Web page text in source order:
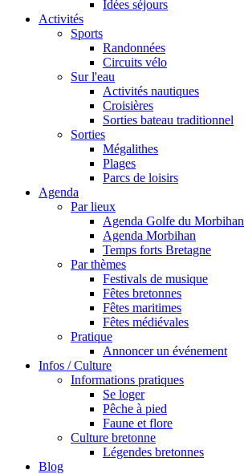
Idées séjours
Activités
Sports
Randonnées
Circuits vélo
Sur l'eau
Activités nautiques
Croisières
Sorties bateau traditionnel
Sorties
Mégalithes
Plages
Parcs de loisirs
Agenda
Par lieux
Agenda Golfe du Morbihan
Agenda Morbihan
Temps forts Bretagne
Par thèmes
Festivals de musique
Fêtes bretonnes
Fêtes maritimes
Fêtes médiévales
Pratique
Annoncer un événement
Infos / Culture
Informations pratiques
Se loger
Pêche à pied
Faune et flore
Culture bretonne
Légendes bretonnes
Blog